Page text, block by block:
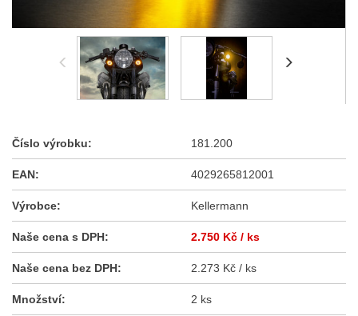
Číslo výrobku: 181.200
EAN: 4029265812001
Výrobce: Kellermann
Naše cena s DPH: 2.750 Kč / ks
Naše cena bez DPH: 2.273 Kč / ks
Množství: 2 ks